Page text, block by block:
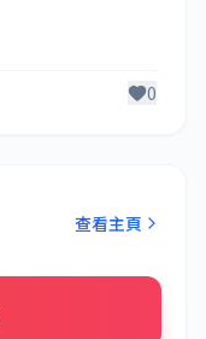
0
查看主頁